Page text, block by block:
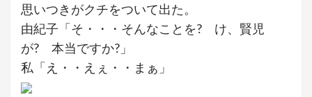
思いつきがクチをついて出た。
由紀子「そ・・・そんなことを? け、賢児
が? 本当ですか?」
私「え・・えぇ・・まぁ」